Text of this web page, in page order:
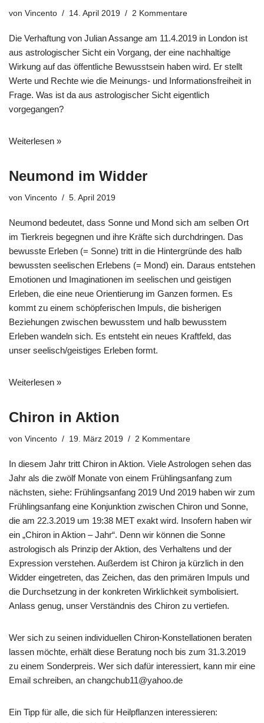
von Vincento 14. April 2019 2 Kommentare
Die Verhaftung von Julian Assange am 11.4.2019 in London ist
aus astrologischer Sicht ein Vorgang, der eine nachhaltige
Wirkung auf das öffentliche Bewusstsein haben wird. Er stellt
Werte und Rechte wie die Meinungs- und Informationsfreiheit in
Frage. Was ist da aus astrologischer Sicht eigentlich
vorgegangen?
Weiterlesen »
Neumond im Widder
von Vincento 5. April 2019
Neumond bedeutet, dass Sonne und Mond sich am selben Ort
im Tierkreis begegnen und ihre Kräfte sich durchdringen. Das
bewusste Erleben (= Sonne) tritt in die Hintergründe des halb
bewussten seelischen Erlebens (= Mond) ein. Daraus entstehen
Emotionen und Imaginationen im seelischen und geistigen
Erleben, die eine neue Orientierung im Ganzen formen. Es
kommt zu einem schöpferischen Impuls, die bisherigen
Beziehungen zwischen bewusstem und halb bewusstem
Erleben wandeln sich. Es entsteht ein neues Kraftfeld, das
unser seelisch/geistiges Erleben formt.
Weiterlesen »
Chiron in Aktion
von Vincento 19. März 2019 2 Kommentare
In diesem Jahr tritt Chiron in Aktion. Viele Astrologen sehen das
Jahr als die zwölf Monate von einem Frühlingsanfang zum
nächsten, siehe: Frühlingsanfang 2019 Und 2019 haben wir zum
Frühlingsanfang eine Konjunktion zwischen Chiron und Sonne,
die am 22.3.2019 um 19:38 MET exakt wird. Insofern haben wir
ein „Chiron in Aktion – Jahr“. Denn wir können die Sonne
astrologisch als Prinzip der Aktion, des Verhaltens und der
Expression verstehen. Außerdem ist Chiron ja kürzlich in den
Widder eingetreten, das Zeichen, das den primären Impuls und
die Durchsetzung in der konkreten Wirklichkeit symbolisiert.
Anlass genug, unser Verständnis des Chiron zu vertiefen.
Wer sich zu seinen individuellen Chiron-Konstellationen beraten
lassen möchte, erhält diese Beratung noch bis zum 31.3.2019
zu einem Sonderpreis. Wer sich dafür interessiert, kann mir eine
Email schreiben, an changchub11@yahoo.de
Ein Tipp für alle, die sich für Heilpflanzen interessieren: